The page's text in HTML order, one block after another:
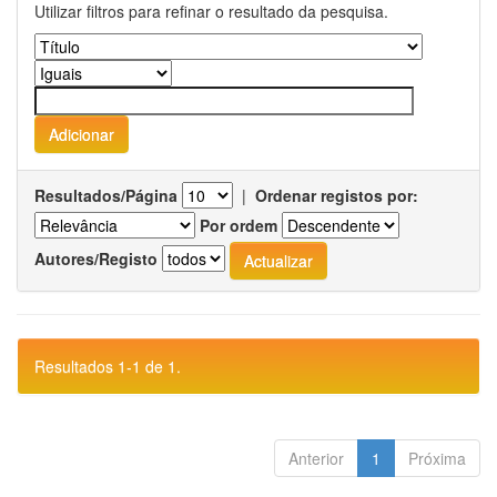
Utilizar filtros para refinar o resultado da pesquisa.
Resultados/Página | Ordenar registos por:
Por ordem
Autores/Registo
Resultados 1-1 de 1.
Anterior 1 Próxima